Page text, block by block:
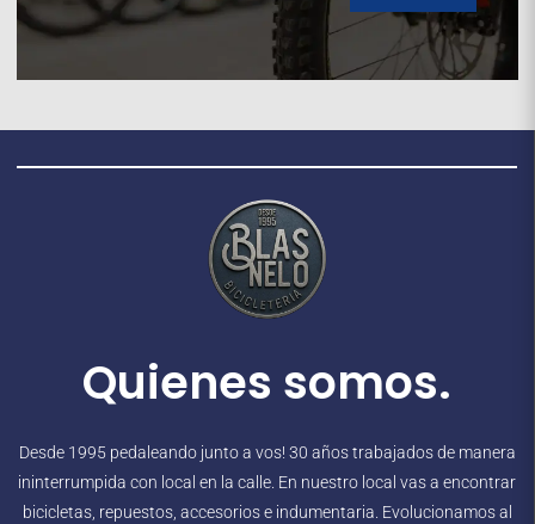
Quienes somos.
Desde 1995 pedaleando junto a vos! 30 años trabajados de manera
ininterrumpida con local en la calle. En nuestro local vas a encontrar
bicicletas, repuestos, accesorios e indumentaria. Evolucionamos al